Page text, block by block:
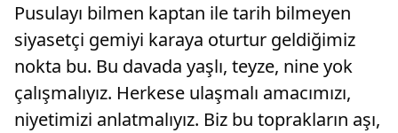
Pusulayı bilmen kaptan ile tarih bilmeyen
siyasetçi gemiyi karaya oturtur geldiğimiz
nokta bu. Bu davada yaşlı, teyze, nine yok
çalışmalıyız. Herkese ulaşmalı amacımızı,
niyetimizi anlatmalıyız. Biz bu toprakların aşı,